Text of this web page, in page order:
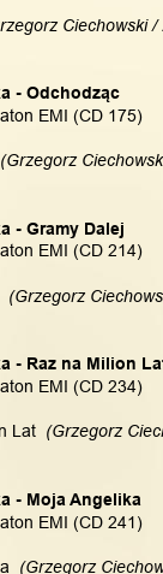
Ciechowski
- Odchodząc
EMI (CD 175)
(Grzegorz
- Gramy Dalej
EMI (CD 214)
(Grzegorz
- Raz na Milion
EMI (CD 234)
Lat
(Grzegorz
- Moja Angelika
EMI (CD 241)
(Grzegorz